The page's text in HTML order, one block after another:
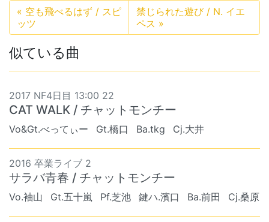
« 空も飛べるはず / スピ
ッツ
禁じられた遊び / N. イエ
ペス »
似ている曲
2017 NF4日目 13:00 22
CAT WALK / チャットモンチー
Vo&Gt.べってぃー Gt.橋口 Ba.tkg Cj.大井
2016 卒業ライブ 2
サラバ青春 / チャットモンチー
Vo.袖山 Gt.五十嵐 Pf.芝池 鍵ハ.濱口 Ba.前田 Cj.桑原